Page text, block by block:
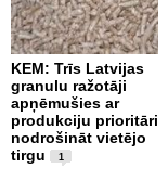
KEM: Trīs Latvijas
granulu ražotāji
apņēmušies ar
produkciju prioritāri
nodrošināt vietējo
tirgu
1